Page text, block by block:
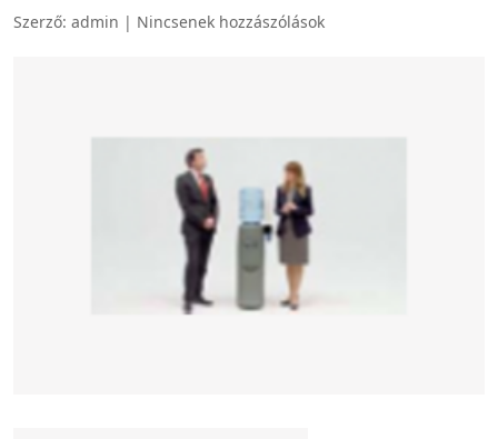
Szerző: admin | Nincsenek hozzászólások